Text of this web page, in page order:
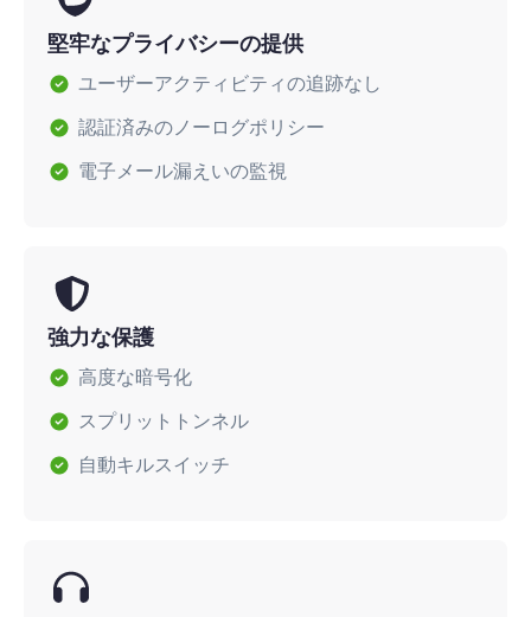
堅牢なプライバシーの提供
ユーザーアクティビティの追跡なし
認証済みのノーログポリシー
電子メール漏えいの監視
強力な保護
高度な暗号化
スプリットトンネル
自動キルスイッチ